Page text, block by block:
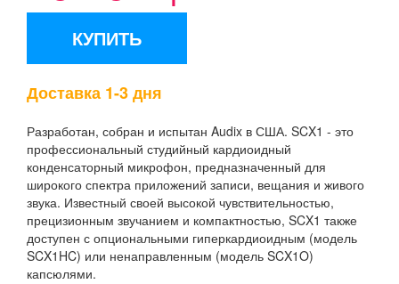
допусками.
КУПИТЬ
Доставка 1-3 дня
Разработан, собран и испытан Audix в США. SCX1 - это
профессиональный студийный кардиоидный
конденсаторный микрофон, предназначенный для
широкого спектра приложений записи, вещания и живого
звука. Известный своей высокой чувствительностью,
прецизионным звучанием и компактностью, SCX1 также
доступен с опциональными гиперкардиоидным (модель
SCX1HC) или ненаправленным (модель SCX1O)
капсюлями.